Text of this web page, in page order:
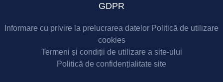
GDPR
Informare cu privire la prelucrarea datelor Politică de utilizare
cookies
Termeni și condiții de utilizare a site-ului
Politică de confidențialitate site